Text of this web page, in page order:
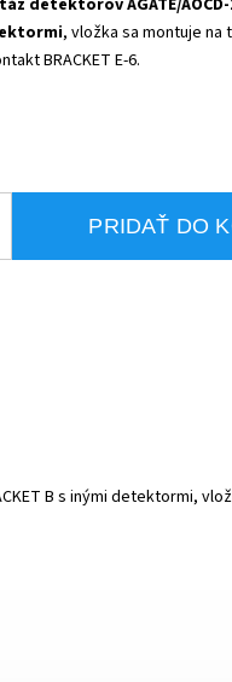
detektorov AGATE/
, vložka sa montuje na
BRACKET E-6.
PRIDAŤ DO
B s inými detektormi,